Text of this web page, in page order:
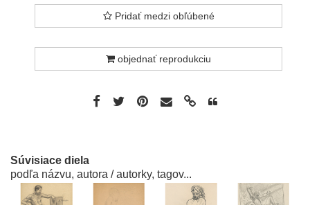
Pridať medzi obľúbené
objednať reprodukciu
Súvisiace diela
podľa názvu, autora / autorky, tagov...